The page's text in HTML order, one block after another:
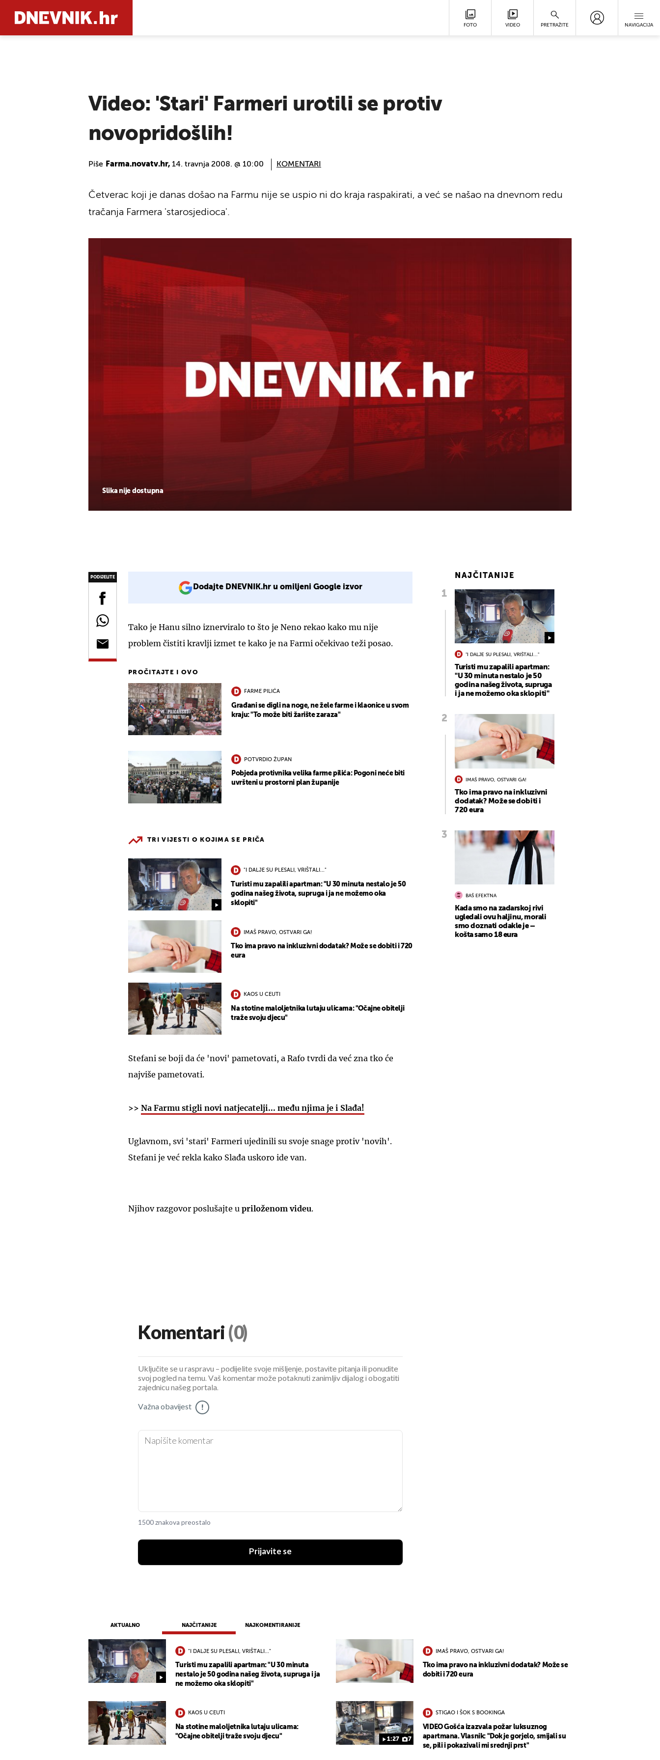
FOTO VIDEO PRETRAŽITE NAVIGACIJA
Video: 'Stari' Farmeri urotili se protiv
novopridošlih!
Piše Farma.novatv.hr, 14. travnja 2008. @ 10:00 KOMENTARI
Slika nije dostupna
Četverac koji je danas došao na Farmu nije se uspio ni do kraja raspakirati, a već se našao na dnevnom redu
tračanja Farmera 'starosjedioca'.
PODIJELITE
Dodajte DNEVNIK.hr u omiljeni Google izvor
Tako je Hanu silno iznerviralo to što je Neno rekao kako mu nije
problem čistiti kravlji izmet te kako je na Farmi očekivao teži posao.
PROČITAJTE I OVO
FARME PILIĆA
Građani se digli na noge, ne žele farme i klaonice u svom
kraju: "To može biti žarište zaraza"
POTVRDIO ŽUPAN
Pobjeda protivnika velika farme pilića: Pogoni neće biti
uvršteni u prostorni plan županije
TRI VIJESTI O KOJIMA SE PRIČA
"I DALJE SU PLESALI, VRIŠTALI..."
Turisti mu zapalili apartman: "U 30 minuta nestalo je 50
godina našeg života, supruga i ja ne možemo oka
sklopiti"
IMAŠ PRAVO, OSTVARI GA!
Tko ima pravo na inkluzivni dodatak? Može se dobiti i 720
eura
KAOS U CEUTI
Na stotine maloljetnika lutaju ulicama: "Očajne obitelji
traže svoju djecu"
Stefani se boji da će 'novi' pametovati, a Rafo tvrdi da već zna tko će
najviše pametovati.
>> Na Farmu stigli novi natjecatelji... među njima je i Slađa!
Uglavnom, svi 'stari' Farmeri ujedinili su svoje snage protiv 'novih'.
Stefani je već rekla kako Slađa uskoro ide van.
Njihov razgovor poslušajte u priloženom videu.
NAJČITANIJE
"I DALJE SU PLESALI, VRIŠTALI..."
Turisti mu zapalili apartman:
"U 30 minuta nestalo je 50
godina našeg života, supruga
i ja ne možemo oka sklopiti"
IMAŠ PRAVO, OSTVARI GA!
Tko ima pravo na inkluzivni
dodatak? Može se dobiti i
720 eura
BAŠ EFEKTNA
Kada smo na zadarskoj rivi
ugledali ovu haljinu, morali
smo doznati odakle je –
košta samo 18 eura
Komentari (0)
Uključite se u raspravu – podijelite svoje mišljenje, postavite pitanja ili ponudite
svoj pogled na temu. Vaš komentar može potaknuti zanimljiv dijalog i obogatiti
zajednicu našeg portala.
Važna obavijest !
1500 znakova preostalo
Prijavite se
AKTUALNO NAJČITANIJE NAJKOMENTIRANIJE
"I DALJE SU PLESALI, VRIŠTALI..."
Turisti mu zapalili apartman: "U 30 minuta
nestalo je 50 godina našeg života, supruga i ja
ne možemo oka sklopiti"
IMAŠ PRAVO, OSTVARI GA!
Tko ima pravo na inkluzivni dodatak? Može se
dobiti i 720 eura
KAOS U CEUTI
Na stotine maloljetnika lutaju ulicama:
"Očajne obitelji traže svoju djecu"
1:27 7
STIGAO I ŠOK S BOOKINGA
VIDEO Gošća izazvala požar luksuznog
apartmana. Vlasnik: "Dok je gorjelo, smijali su
se, pili i pokazivali mi srednji prst"